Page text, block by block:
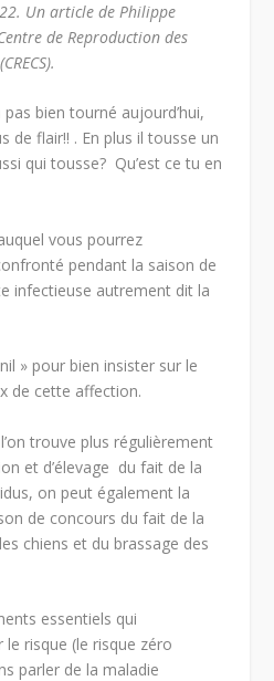
Un article de Philippe
de Reproduction des
pas bien tourné aujourd’hui,
de flair!! . En plus il tousse un
qui tousse? Qu’est ce tu en
vous pourrez
pendant la saison de
infectieuse autrement dit la
» pour bien insister sur le
de cette affection.
trouve plus régulièrement
et d’élevage du fait de la
on peut également la
de concours du fait de la
chiens et du brassage des
essentiels qui
risque (le risque zéro
parler de la maladie